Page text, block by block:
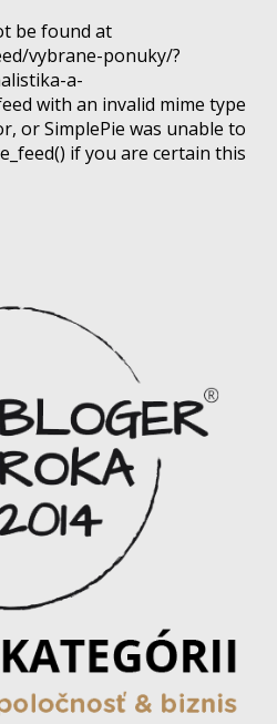
be found at
vybrane-ponuky/?
a-
with an invalid mime type
or SimplePie was unable to
if you are certain this